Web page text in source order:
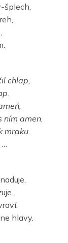
šplech,
chlap,
ním amen.
mraku.
…
hlavy.